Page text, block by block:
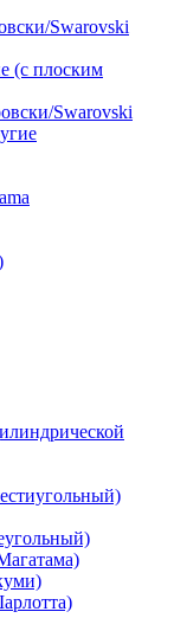
Swarovski
(с плоским
Swarovski